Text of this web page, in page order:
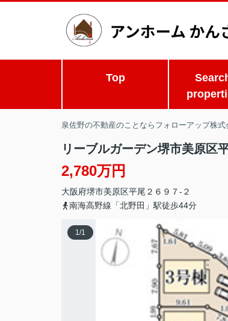
Top
泉佐野の不動産のことならフォローアップ株式
リーブルガーデン堺市美原区
2,780万円
大阪府堺市美原区平尾 ２６９７-２
南海高野線「北野田」駅徒歩44分
1/1